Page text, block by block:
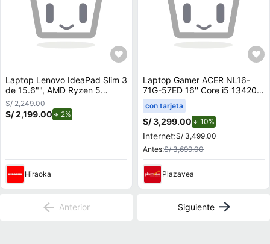
Laptop Lenovo IdeaPad Slim 3
de 15.6"", AMD Ryzen 5
7520U, 16GB RAM, disco
sólido de 512GB, modelo
82XQ00LYLM + Maletín
S/ 2,249.00
S/ 2,199.00 2%
Hiraoka
Laptop Gamer ACER NL16-
71G-57ED 16'' Core i5 13420H
16GB 512GB SSD RTX 4050
6GB
con tarjeta
S/ 3,299.00 10%
Internet:S/ 3,499.00
Antes:S/ 3,699.00
Plazavea
Anterior Siguiente